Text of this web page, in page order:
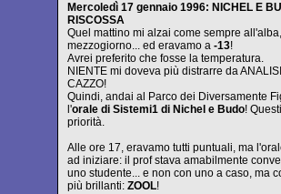
Mercoledì 17 gennaio 1996: NICHEL E
RISCOSSA
Quel mattino mi alzai come sempre all'alba,
mezzogiorno... ed eravamo a -13!
Avrei preferito che fosse la temperatura.
NIENTE mi doveva più distrarre da
CAZZO!
Quindi, andai al Parco dei Diversamente
l'orale di Sistemi1 di Nichel e Budo!
priorità.
Alle ore 17, eravamo tutti puntuali, ma
ad iniziare: il prof stava amabilmente
uno studente... e non con uno a caso, ma
più brillanti: ZOOL!